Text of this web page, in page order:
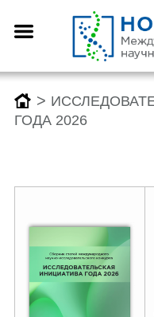
>
ГОДА 2026